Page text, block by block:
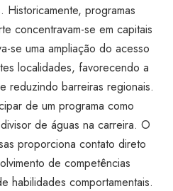
Historicamente, programas
concentravam-se em capitais
se uma ampliação do acesso
localidades, favorecendo a
reduzindo barreiras regionais.
de um programa como
de águas na carreira. O
proporciona contato direto
de competências
habilidades comportamentais.